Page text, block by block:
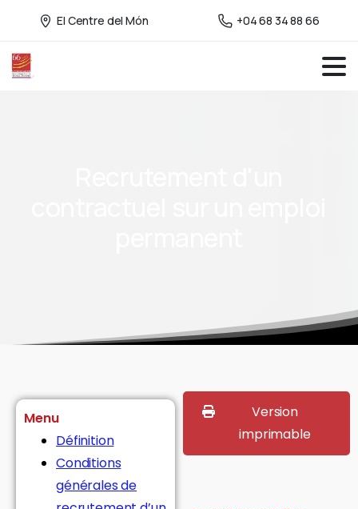
El Centre del Món +04 68 34 88 66
Menu
Définition
Conditions
générales de
Version
imprimable